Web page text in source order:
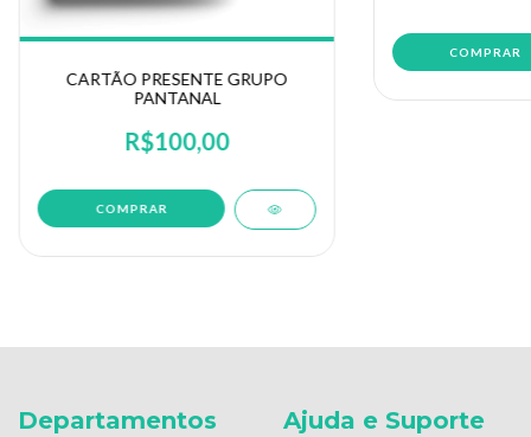
CARTÃO PRESENTE GRUPO
PANTANAL
R$100,00
COMPRAR
Departamentos Ajuda e Suporte